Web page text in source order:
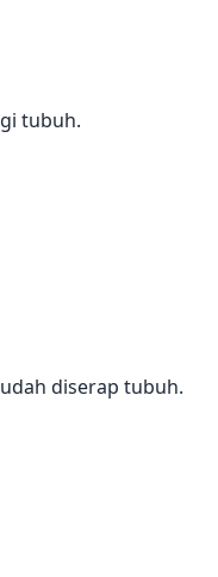
tubuh.
diserap tubuh.